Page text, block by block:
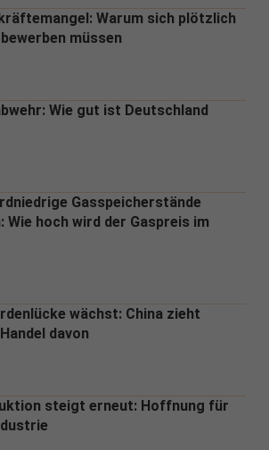
Warum sich plötzlich
müssen
Wie gut ist Deutschland
Gasspeicherstände
Wie hoch wird der Gaspreis im
wächst: China zieht
davon
steigt erneut: Hoffnung für